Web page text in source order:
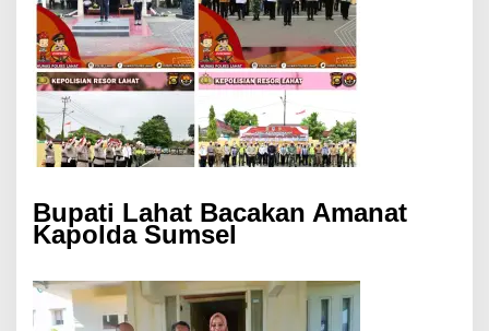
Bupati Lahat Bacakan Amanat
Kapolda Sumsel